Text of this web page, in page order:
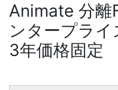
Animate 分離
ンタープライ
3年価格固定